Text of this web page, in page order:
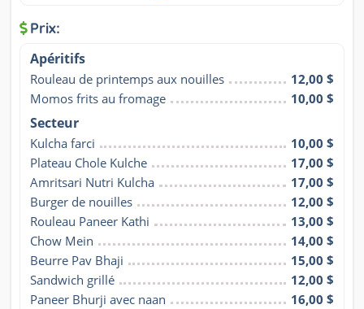
Prix:
Apéritifs
Rouleau de printemps aux nouilles
12,00 $
Momos frits au fromage
10,00 $
Secteur
Kulcha farci
10,00 $
Plateau Chole Kulche
17,00 $
Amritsari Nutri Kulcha
17,00 $
Burger de nouilles
12,00 $
Rouleau Paneer Kathi
13,00 $
Chow Mein
14,00 $
Beurre Pav Bhaji
15,00 $
Sandwich grillé
12,00 $
Paneer Bhurji avec naan
16,00 $